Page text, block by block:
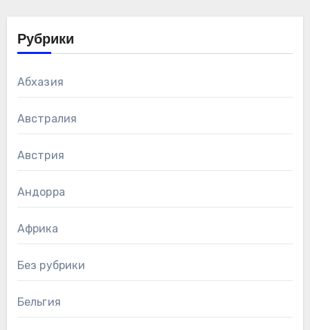
Рубрики
Абхазия
Австралия
Австрия
Андорра
Африка
Без рубрики
Бельгия